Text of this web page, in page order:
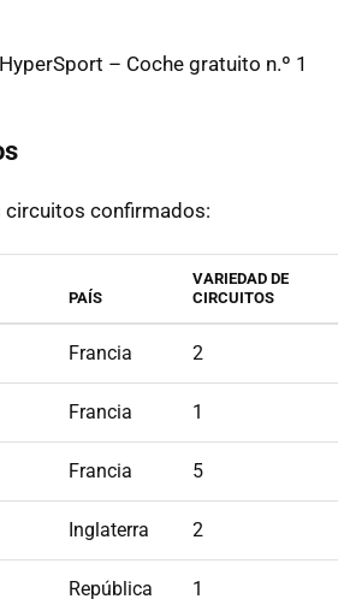
– Coche gratuito n.º 1
confirmados:
PAÍS
VARIEDAD DE
CIRCUITOS
Francia 2
Francia 1
Francia 5
Inglaterra 2
República
1